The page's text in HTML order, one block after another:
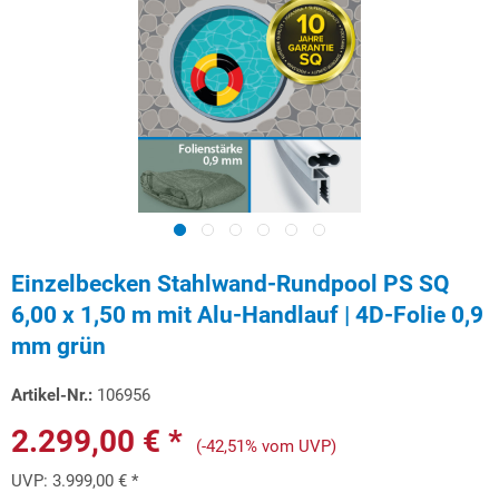
Einzelbecken Stahlwand-Rundpool PS SQ
6,00 x 1,50 m mit Alu-Handlauf | 4D-Folie 0,9
mm grün
Artikel-Nr.: 106956
2.299,00 € *
(-42,51% vom UVP)
UVP: 3.999,00 € *